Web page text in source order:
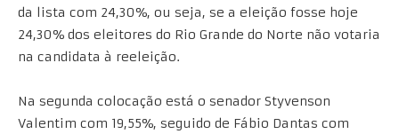
da lista com 24,30%, ou seja, se a eleição fosse hoje
24,30% dos eleitores do Rio Grande do Norte não votaria
na candidata à reeleição.
Na segunda colocação está o senador Styvenson
Valentim com 19,55%, seguido de Fábio Dantas com